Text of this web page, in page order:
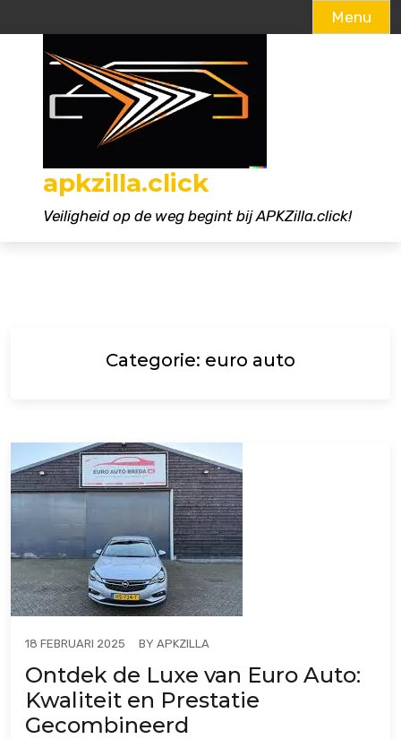
Menu
apkzilla.click
Veiligheid op de weg begint bij APKZilla.click!
Categorie: euro auto
18 FEBRUARI 2025 BY APKZILLA
Ontdek de Luxe van Euro Auto:
Kwaliteit en Prestatie
Gecombineerd